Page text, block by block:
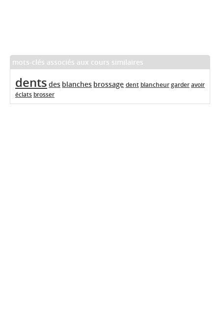
mots-clés associés aux cours similaires
dents des blanches brossage dent blancheurgarderavoir
éclats brosser